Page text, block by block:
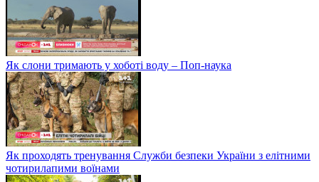
Як слони тримають у хоботі воду – Поп-наука
Як проходять тренування Служби безпеки України з елітними
чотирилапими воїнами